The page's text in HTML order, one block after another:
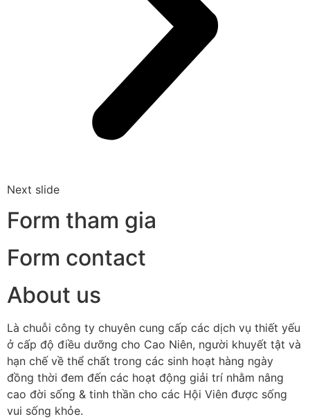
Next slide
Form tham gia
Form contact
About us
Là chuỗi công ty chuyên cung cấp các dịch vụ thiết yếu
ở cấp độ điều dưỡng cho Cao Niên, người khuyết tật và
hạn chế về thể chất trong các sinh hoạt hàng ngày
đồng thời đem đến các hoạt động giải trí nhằm nâng
cao đời sống & tinh thần cho các Hội Viên được sống
vui sống khỏe.